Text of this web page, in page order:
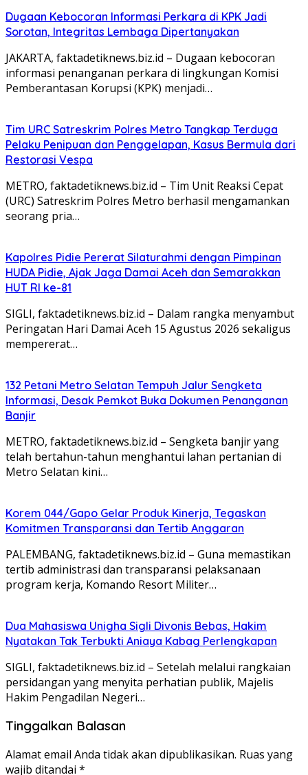
Dugaan Kebocoran Informasi Perkara di KPK Jadi
Sorotan, Integritas Lembaga Dipertanyakan
JAKARTA, faktadetiknews.biz.id – Dugaan kebocoran
informasi penanganan perkara di lingkungan Komisi
Pemberantasan Korupsi (KPK) menjadi…
Tim URC Satreskrim Polres Metro Tangkap Terduga
Pelaku Penipuan dan Penggelapan, Kasus Bermula dari
Restorasi Vespa
METRO, faktadetiknews.biz.id – Tim Unit Reaksi Cepat
(URC) Satreskrim Polres Metro berhasil mengamankan
seorang pria…
Kapolres Pidie Pererat Silaturahmi dengan Pimpinan
HUDA Pidie, Ajak Jaga Damai Aceh dan Semarakkan
HUT RI ke-81
‎‎SIGLI, faktadetiknews.biz.id – Dalam rangka menyambut
Peringatan Hari Damai Aceh 15 Agustus 2026 sekaligus
mempererat…
132 Petani Metro Selatan Tempuh Jalur Sengketa
Informasi, Desak Pemkot Buka Dokumen Penanganan
Banjir
METRO, faktadetiknews.biz.id – Sengketa banjir yang
telah bertahun-tahun menghantui lahan pertanian di
Metro Selatan kini…
Korem 044/Gapo Gelar Produk Kinerja, Tegaskan
Komitmen Transparansi dan Tertib Anggaran
PALEMBANG, faktadetiknews.biz.id – Guna memastikan
tertib administrasi dan transparansi pelaksanaan
program kerja, Komando Resort Militer…
Dua Mahasiswa Unigha Sigli Divonis Bebas, Hakim
Nyatakan Tak Terbukti Aniaya Kabag Perlengkapan
SIGLI, faktadetiknews.biz.id – Setelah melalui rangkaian
persidangan yang menyita perhatian publik, Majelis
Hakim Pengadilan Negeri…
Tinggalkan Balasan
Alamat email Anda tidak akan dipublikasikan. Ruas yang
wajib ditandai *